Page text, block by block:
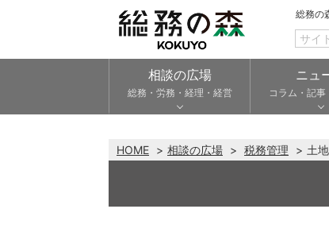
総務の
相談の広場
総務・労務・経理・経営
ニュ
コラム・記事
HOME 相談の広場 税務管理 土